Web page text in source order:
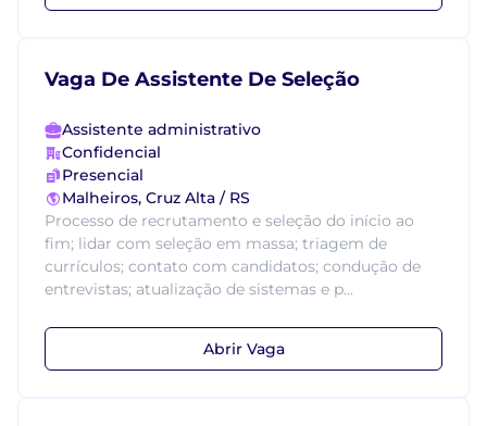
Vaga De Assistente De Seleção
Assistente administrativo
Confidencial
Presencial
Malheiros, Cruz Alta / RS
Processo de recrutamento e seleção do início ao
fim; lidar com seleção em massa; triagem de
currículos; contato com candidatos; condução de
entrevistas; atualização de sistemas e p...
Abrir Vaga